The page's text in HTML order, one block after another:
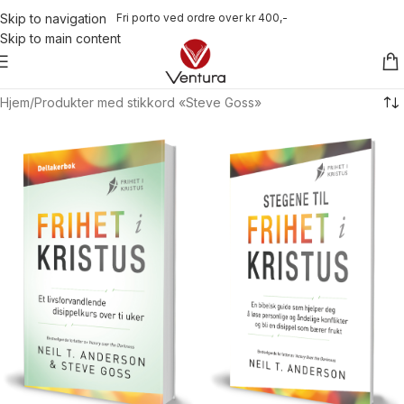
Skip to navigation
Skip to main content
Fri porto ved ordre over kr 400,-
Hjem Produkter med stikkord «Steve Goss»